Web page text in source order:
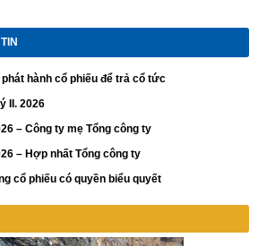
hành cổ phiếu để trả cổ tức
II. 2026
– Công ty mẹ Tổng công ty
– Hợp nhất Tổng công ty
cổ phiếu có quyền biểu quyết